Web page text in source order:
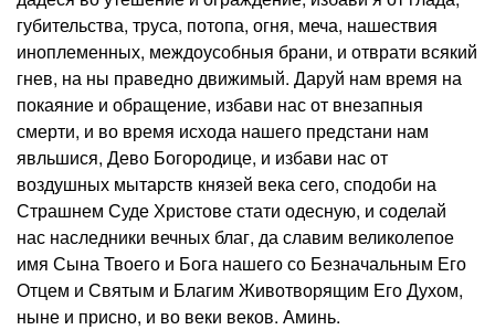
губительства, труса, потопа, огня, меча, нашествия
иноплеменных, междоусобныя брани, и отврати всякий
гнев, на ны праведно движимый. Даруй нам время на
покаяние и обращение, избави нас от внезапныя
смерти, и во время исхода нашего предстани нам
явльшися, Дево Богородице, и избави нас от
воздушных мытарств князей века сего, сподоби на
Страшнем Суде Христове стати одесную, и соделай
нас наследники вечных благ, да славим великолепое
имя Сына Твоего и Бога нашего со Безначальным Его
Отцем и Святым и Благим Животворящим Его Духом,
ныне и присно, и во веки веков. Аминь.